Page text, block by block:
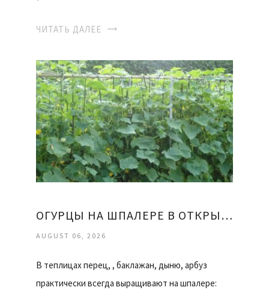
ЧИТАТЬ ДАЛЕЕ
ОГУРЦЫ НА ШПАЛЕРЕ В ОТКРЫТОМ ГРУНТЕ
AUGUST 06, 2026
В теплицах перец, , баклажан, дыню, арбуз
практически всегда выращивают на шпалере: